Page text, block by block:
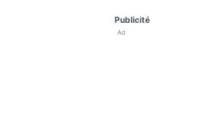
Publicité
Ad